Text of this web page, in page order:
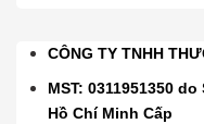
CÔNG TY TNHH
MST: 0311951350
Hồ Chí Minh Cấp